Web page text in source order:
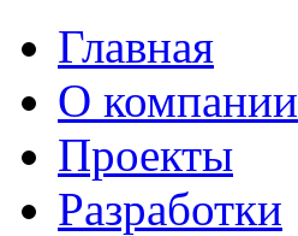
Главная
О компании
Проекты
Разработки